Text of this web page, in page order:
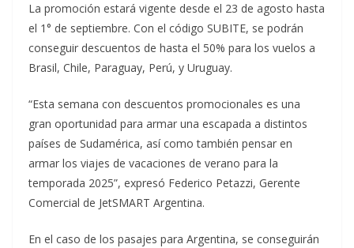
La promoción estará vigente desde el 23 de agosto hasta
el 1° de septiembre. Con el código SUBITE, se podrán
conseguir descuentos de hasta el 50% para los vuelos a
Brasil, Chile, Paraguay, Perú, y Uruguay.
“Esta semana con descuentos promocionales es una
gran oportunidad para armar una escapada a distintos
países de Sudamérica, así como también pensar en
armar los viajes de vacaciones de verano para la
temporada 2025”, expresó Federico Petazzi, Gerente
Comercial de JetSMART Argentina.
En el caso de los pasajes para Argentina, se conseguirán